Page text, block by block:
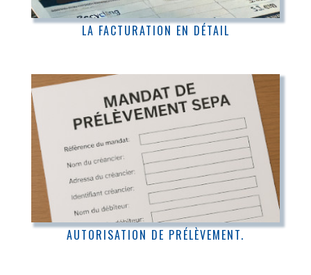
LA FACTURATION EN DÉTAIL
AUTORISATION DE PRÉLÈVEMENT.